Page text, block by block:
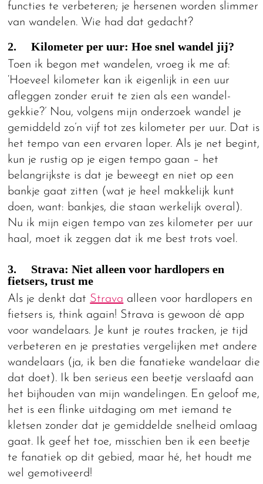
functies te verbeteren; je hersenen worden slimmer
van wandelen. Wie had dat gedacht?
2. Kilometer per uur: Hoe snel wandel jij?
Toen ik begon met wandelen, vroeg ik me af:
‘Hoeveel kilometer kan ik eigenlijk in een uur
afleggen zonder eruit te zien als een wandel-
gekkie?’ Nou, volgens mijn onderzoek wandel je
gemiddeld zo’n vijf tot zes kilometer per uur. Dat is
het tempo van een ervaren loper. Als je net begint,
kun je rustig op je eigen tempo gaan – het
belangrijkste is dat je beweegt en niet op een
bankje gaat zitten (wat je heel makkelijk kunt
doen, want: bankjes, die staan werkelijk overal).
Nu ik mijn eigen tempo van zes kilometer per uur
haal, moet ik zeggen dat ik me best trots voel.
3. Strava: Niet alleen voor hardlopers en
fietsers, trust me
Als je denkt dat Strava alleen voor hardlopers en
fietsers is, think again! Strava is gewoon dé app
voor wandelaars. Je kunt je routes tracken, je tijd
verbeteren en je prestaties vergelijken met andere
wandelaars (ja, ik ben die fanatieke wandelaar die
dat doet). Ik ben serieus een beetje verslaafd aan
het bijhouden van mijn wandelingen. En geloof me,
het is een flinke uitdaging om met iemand te
kletsen zonder dat je gemiddelde snelheid omlaag
gaat. Ik geef het toe, misschien ben ik een beetje
te fanatiek op dit gebied, maar hé, het houdt me
wel gemotiveerd!